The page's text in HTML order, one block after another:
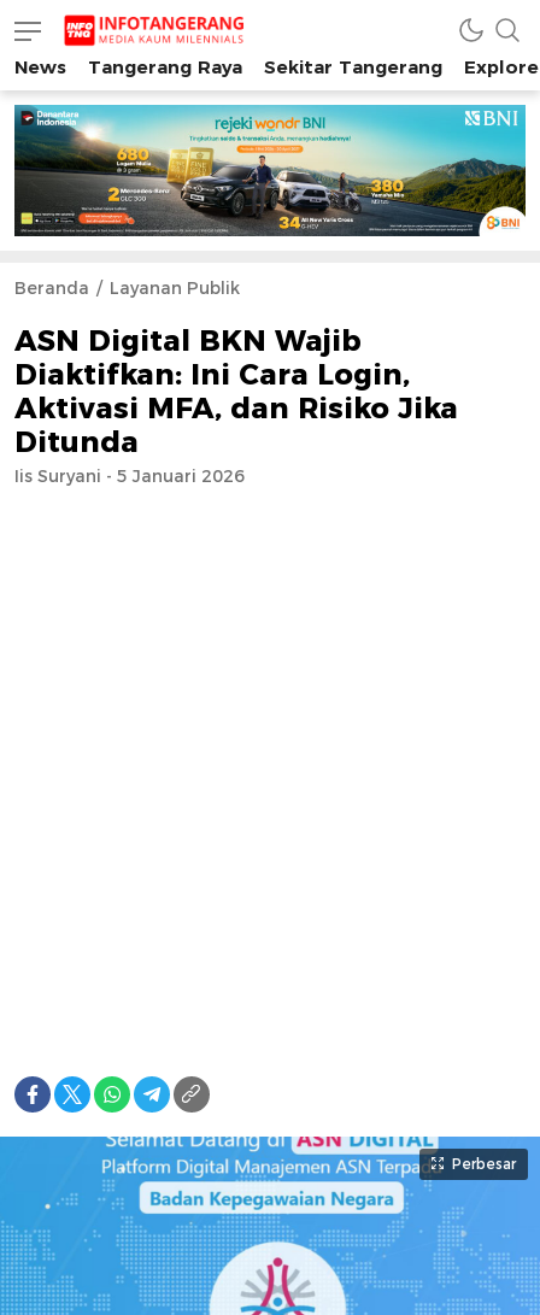
INFO TANGERANG
Media Kaum Millenials Tangerang Raya
News Tangerang Raya Sekitar Tangerang
Beranda Layanan Publik
ASN Digital BKN Wajib
Diaktifkan: Ini Cara Login,
Aktivasi MFA, dan Risiko Jika
Ditunda
Iis Suryani - 5 Januari 2026
Perbesar